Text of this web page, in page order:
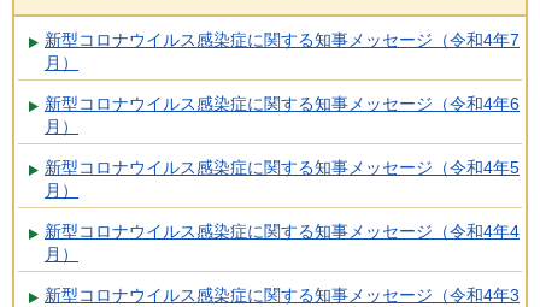
新型コロナウイルス感染症に関する知事メッセージ（令和4年7
月）
新型コロナウイルス感染症に関する知事メッセージ（令和4年6
月）
新型コロナウイルス感染症に関する知事メッセージ（令和4年5
月）
新型コロナウイルス感染症に関する知事メッセージ（令和4年4
月）
新型コロナウイルス感染症に関する知事メッセージ（令和4年3